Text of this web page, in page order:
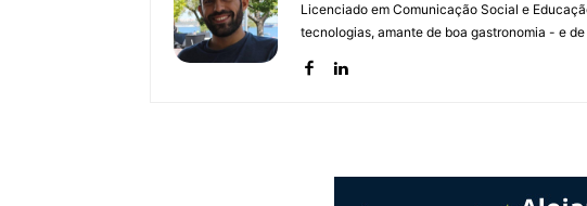
Licenciado em Comunicação Social e
tecnologias, amante de boa gastronomia - e